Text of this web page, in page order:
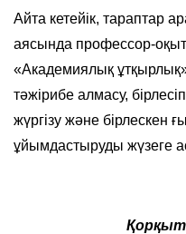
Айта кетейік, тараптар
аясында профессор-
«Академиялық
тәжірибе алмасу,
жүргізу және бірлескен
ұйымдастыруды жүзеге
Қ